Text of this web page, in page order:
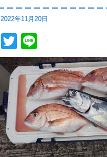
2022年11月20日
Facebook
Twitter